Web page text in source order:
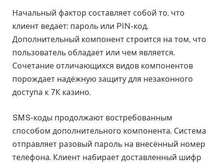
Начальный фактор составляет собой то, что
клиент ведает: пароль или PIN-код.
Дополнительный компонент строится на том, что
пользователь обладает или чем является.
Сочетание отличающихся видов компонентов
порождает надёжную защиту для незаконного
доступа к 7К казино.
SMS-коды продолжают востребованным
способом дополнительного компонента. Система
отправляет разовый пароль на внесённый номер
телефона. Клиент набирает доставленный шифр